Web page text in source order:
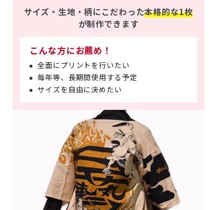
サイズ・生地・柄にこだわった本格的な1枚
が制作できます
こんな方にお薦め！
全面にプリントを行いたい
毎年等、長期間使用する予定
サイズを自由に決めたい